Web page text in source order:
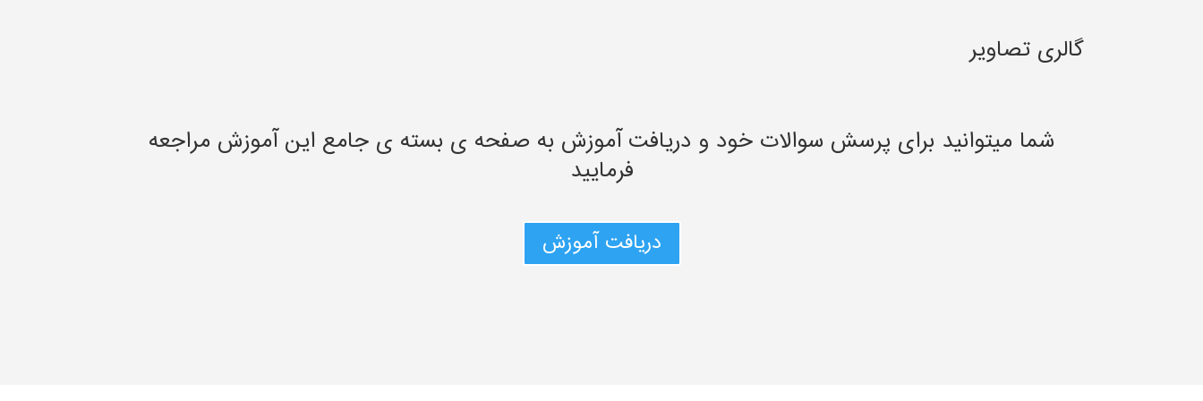
گالری تصاویر
شما میتوانید برای پرسش سوالات خود و دریافت آموزش به صفحه ی بسته ی جامع این آموزش مراجعه
فرمایید
دریافت آموزش